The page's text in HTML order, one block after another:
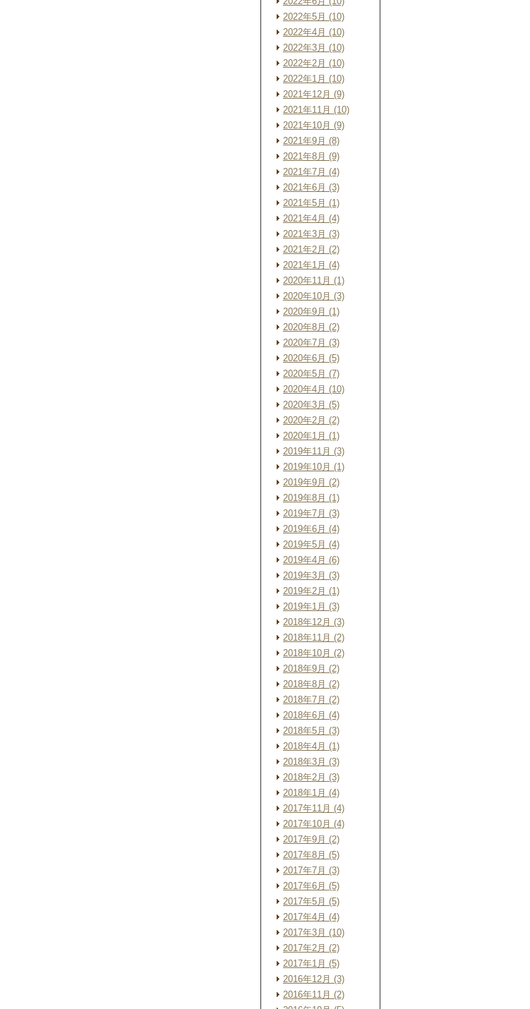
2022年5月 (10)
2022年4月 (10)
2022年3月 (10)
2022年2月 (10)
2022年1月 (10)
2021年12月 (9)
2021年11月 (10)
2021年10月 (9)
2021年9月 (8)
2021年8月 (9)
2021年7月 (4)
2021年6月 (3)
2021年5月 (1)
2021年4月 (4)
2021年3月 (3)
2021年2月 (2)
2021年1月 (4)
2020年11月 (1)
2020年10月 (3)
2020年9月 (1)
2020年8月 (2)
2020年7月 (3)
2020年6月 (5)
2020年5月 (7)
2020年4月 (10)
2020年3月 (5)
2020年2月 (2)
2020年1月 (1)
2019年11月 (3)
2019年10月 (1)
2019年9月 (2)
2019年8月 (1)
2019年7月 (3)
2019年6月 (4)
2019年5月 (4)
2019年4月 (6)
2019年3月 (3)
2019年2月 (1)
2019年1月 (3)
2018年12月 (3)
2018年11月 (2)
2018年10月 (2)
2018年9月 (2)
2018年8月 (2)
2018年7月 (2)
2018年6月 (4)
2018年5月 (3)
2018年4月 (1)
2018年3月 (3)
2018年2月 (3)
2018年1月 (4)
2017年11月 (4)
2017年10月 (4)
2017年9月 (2)
2017年8月 (5)
2017年7月 (3)
2017年6月 (5)
2017年5月 (5)
2017年4月 (4)
2017年3月 (10)
2017年2月 (2)
2017年1月 (5)
2016年12月 (3)
2016年11月 (2)